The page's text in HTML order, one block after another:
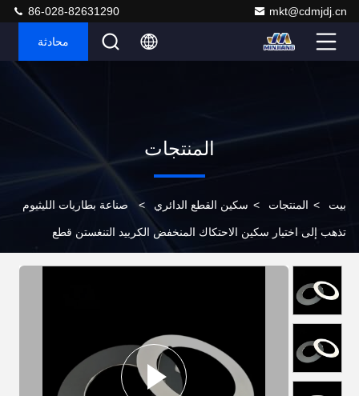
mkt@cdmjdj.cn
86-028-82631290
محادثة
المنتجات
بيت > المنتجات > سكين القطع الدائري > صناعة بطاريات الليثيوم
تذهب إلى اختيار سكين الاحتكاك المنخفض الكربيد التنغستن قطع